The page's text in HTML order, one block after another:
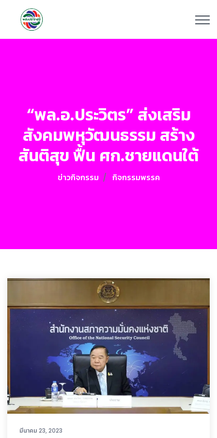
“พล.อ.ประวิตร” ส่งเสริม
สังคมพหุวัฒนธรรม สร้าง
สันติสุข ฟื้น ศก.ชายแดนใต้
ข่าวกิจกรรม กิจกรรมพรรค
มีนาคม 23, 2023